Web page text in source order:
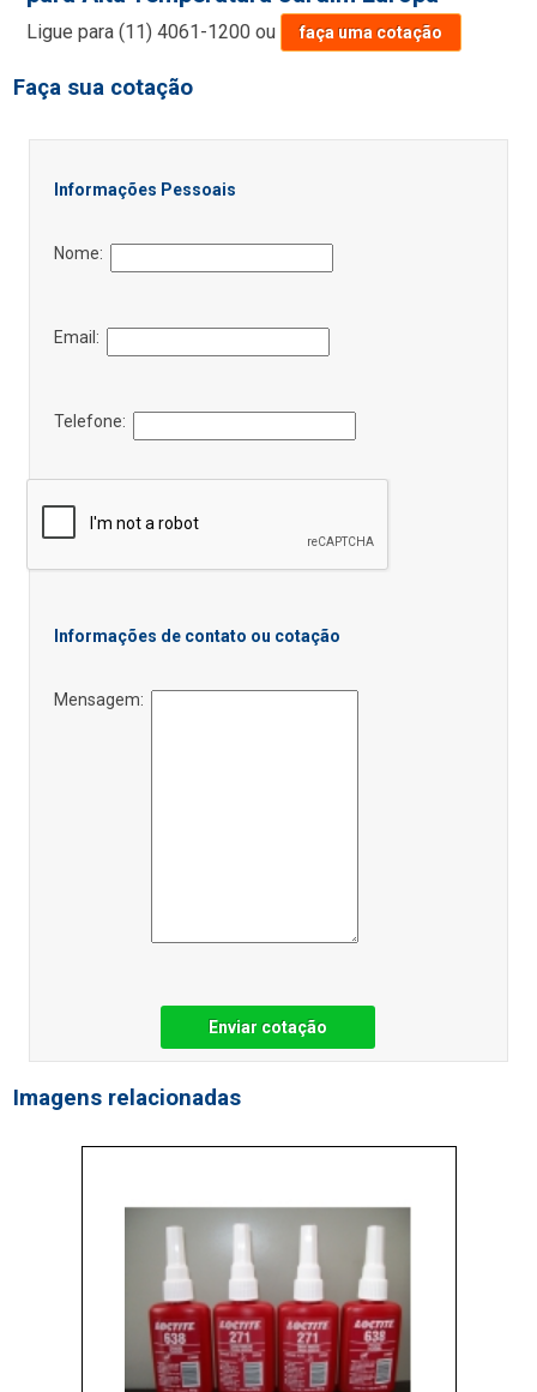
Ligue para(11) 4061-1200 ou faça uma cotação
Faça sua cotação
Informações Pessoais
Nome:
Email:
Telefone:
Informações de contato ou cotação
Mensagem:
Enviar cotação
Imagens relacionadas